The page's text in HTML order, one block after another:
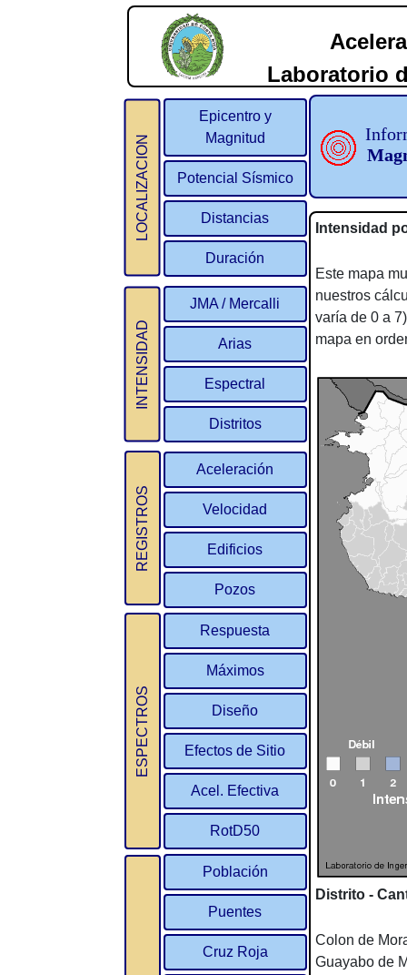
Laboratorio
2
LOCALIZACION
Epicentro y
Magnitud
Potencial Sísmico
Distancias
Duración
INTENSIDAD
JMA / Mercalli
Arias
Espectral
Distritos
REGISTROS
Aceleración
Velocidad
Edificios
Pozos
ESPECTROS
Respuesta
Máximos
Diseño
Efectos de Sitio
Acel. Efectiva
RotD50
Población
Puentes
Cruz Roja
Intensidad
Este mapa
nuestros
varía de 0 a
mapa en
Distrito -
Colon de
Guayabo de